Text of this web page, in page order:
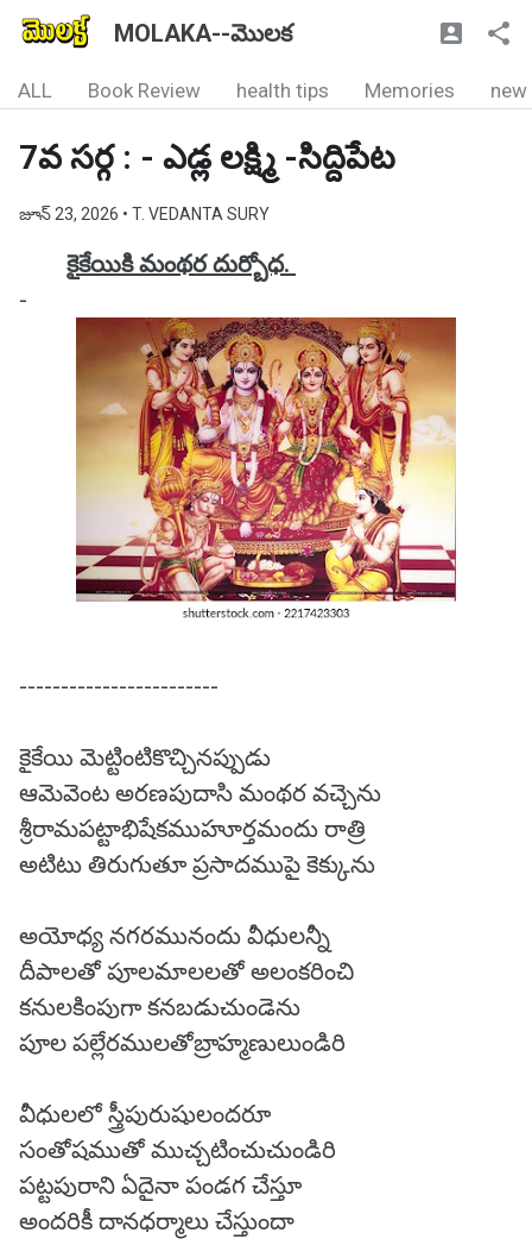
MOLAKA--మొలక
ALL Book Review health tips Memories new
7వ సర్గ : - ఎడ్ల లక్ష్మి -సిద్దిపేట
జూన్ 23, 2026 • T. VEDANTA SURY
కైకేయికి మంథర దుర్బోధ.
-
------------------------
కైకేయి మెట్టింటికొచ్చినప్పుడు
ఆమెవెంట అరణపుదాసి మంథర వచ్చెను
శ్రీరామపట్టాభిషేకముహూర్తమందు రాత్రి
అటిటు తిరుగుతూ ప్రసాదముపై కెక్కును
అయోధ్య నగరమునందు వీధులన్నీ
దీపాలతో పూలమాలలతో అలంకరించి
కనులకింపుగా కనబడుచుండెను
పూల పల్లేరములతోబ్రాహ్మణులుండిరి
వీధులలో స్త్రీపురుషులందరూ
సంతోషముతో ముచ్చటించుచుండిరి
పట్టపురాని ఏదైనా పండగ చేస్తూ
అందరికీ దానధర్మాలు చేస్తుందా